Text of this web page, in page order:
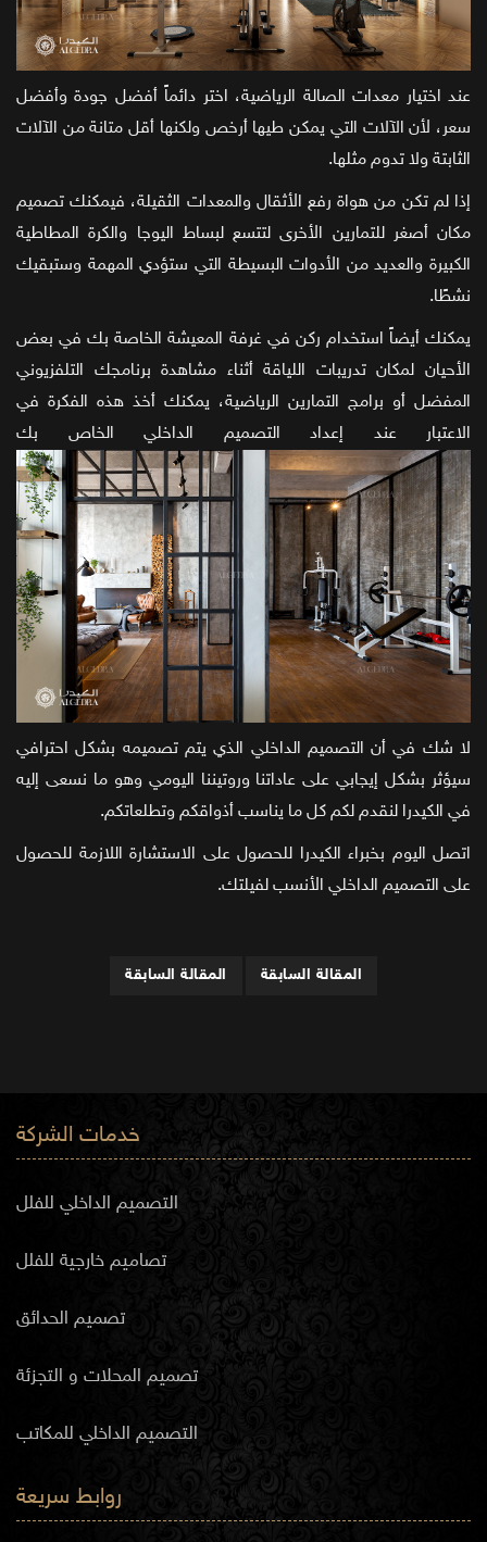
عند اختيار معدات الصالة الرياضية، اختر دائماً أفضل جودة وأفضل
سعر، لأن الآلات التي يمكن طيها أرخص ولكنها أقل متانة من الآلات
الثابتة ولا تدوم مثلها.
إذا لم تكن من هواة رفع الأثقال والمعدات الثقيلة، فيمكنك تصميم
مكان أصغر للتمارين الأخرى لتتسع لبساط اليوجا والكرة المطاطية
الكبيرة والعديد من الأدوات البسيطة التي ستؤدي المهمة وستبقيك
نشطًا.
يمكنك أيضاً استخدام ركن في غرفة المعيشة الخاصة بك في بعض
الأحيان لمكان تدريبات اللياقة أثناء مشاهدة برنامجك التلفزيوني
المفضل أو برامج التمارين الرياضية، يمكنك أخذ هذه الفكرة في
الاعتبار عند إعداد التصميم الداخلي الخاص بك
لا شك في أن التصميم الداخلي الذي يتم تصميمه بشكل احترافي
سيؤثر بشكل إيجابي على عاداتنا وروتيننا اليومي وهو ما نسعى إليه
في الكيدرا لنقدم لكم كل ما يناسب أذواقكم وتطلعاتكم.
اتصل اليوم بخبراء الكيدرا للحصول على الاستشارة اللازمة للحصول
على التصميم الداخلي الأنسب لفيلتك.
المقالة السابقة المقالة السابقة
خدمات الشركة
التصميم الداخلي للفلل
تصاميم خارجية للفلل
تصميم الحدائق
تصميم المحلات و التجزئة
التصميم الداخلي للمكاتب
روابط سريعة